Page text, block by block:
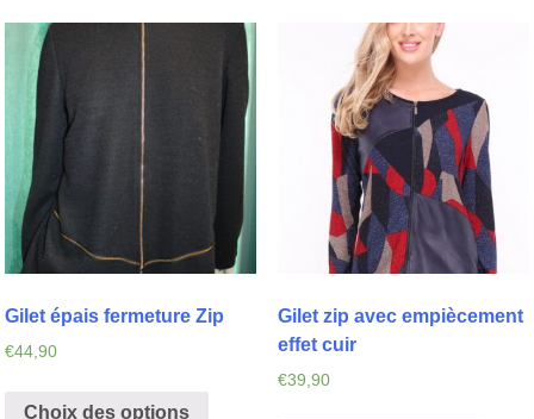
Gilet épais fermeture Zip
€44,90
Choix des options
Gilet zip avec empiècement
effet cuir
€39,90